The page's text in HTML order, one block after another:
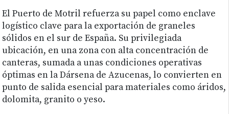
El Puerto de Motril refuerza su papel como enclave
logístico clave para la exportación de graneles
sólidos en el sur de España. Su privilegiada
ubicación, en una zona con alta concentración de
canteras, sumada a unas condiciones operativas
óptimas en la Dársena de Azucenas, lo convierten en
punto de salida esencial para materiales como áridos,
dolomita, granito o yeso.